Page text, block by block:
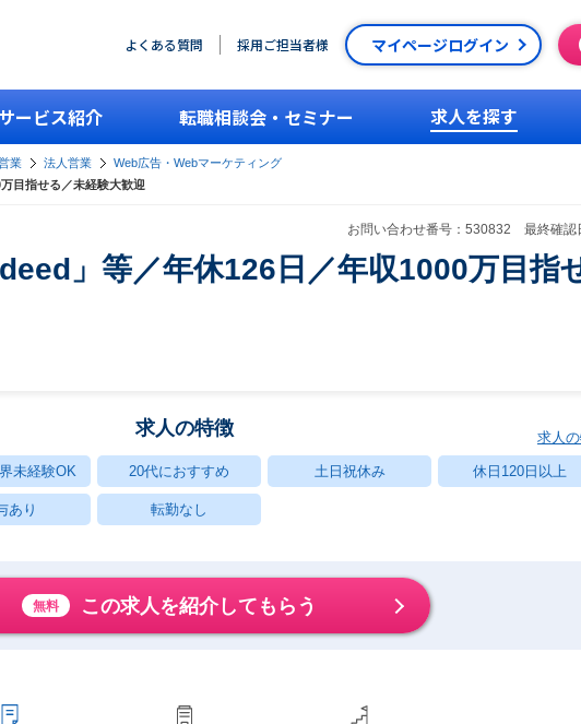
よくある質問 採用ご担当者様 マイページログイン
ービス紹介 転職相談会・セミナー 求人を探す
業 法人営業
Web広告・Webマーケティング
目指せる／未経験大歓迎
お問い合わせ番号：530832 最終確認
」等／年休126日／年収1000万目指
求人の特徴 求人
未経験OK 20代におすすめ 土日祝休み 休日120日以上
あり 転勤なし
無料 この求人を紹介してもらう